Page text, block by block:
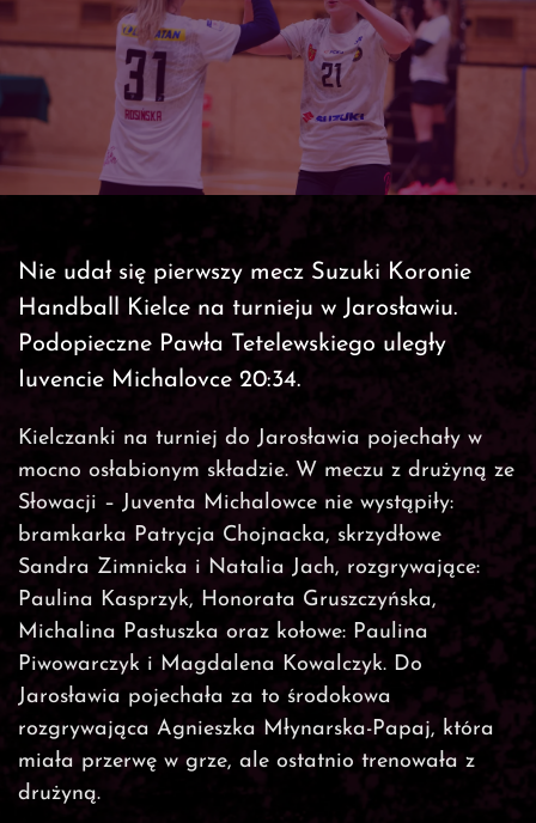
Nie udał się pierwszy mecz Suzuki Koronie
Handball Kielce na turnieju w Jarosławiu.
Podopieczne Pawła Tetelewskiego uległy
Iuvencie Michalovce 20:34.
Kielczanki na turniej do Jarosławia pojechały w
mocno osłabionym składzie. W meczu z drużyną ze
Słowacji – Juventa Michalowce nie wystąpiły:
bramkarka Patrycja Chojnacka, skrzydłowe
Sandra Zimnicka i Natalia Jach, rozgrywające:
Paulina Kasprzyk, Honorata Gruszczyńska,
Michalina Pastuszka oraz kołowe: Paulina
Piwowarczyk i Magdalena Kowalczyk. Do
Jarosławia pojechała za to środokowa
rozgrywająca Agnieszka Młynarska-Papaj, która
miała przerwę w grze, ale ostatnio trenowała z
drużyną.